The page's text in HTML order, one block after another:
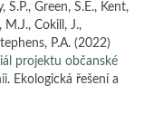
S.P., Green, S.E., Kent,
M.J., Cokill, J.,
P.A. (2022)
projektu občanské
. Ekologická řešení a